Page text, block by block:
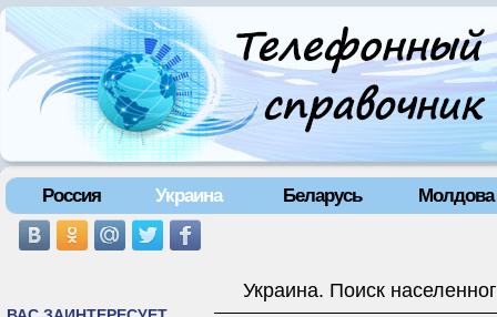
Россия Украина Беларусь Молдова
Украина. Поиск